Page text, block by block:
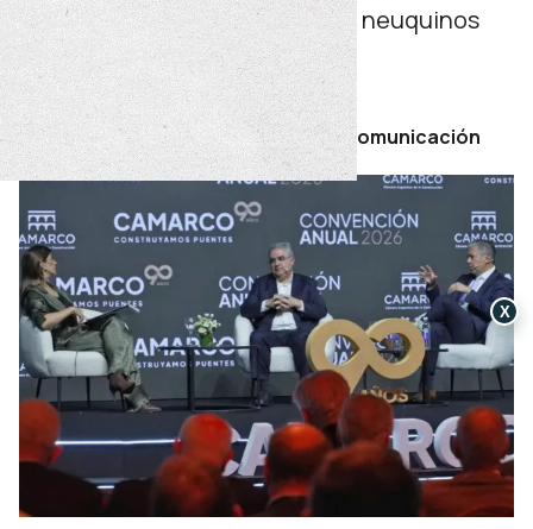
territoriales para lograr que los neuquinos
vivan mejor.
martes 09 de junio de 2026
Por Secretaría de Prensa y Comunicación
X